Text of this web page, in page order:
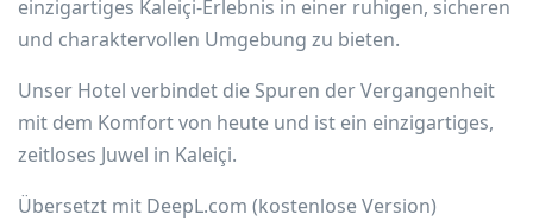
einzigartiges Kaleiçi-Erlebnis in einer ruhigen, sicheren
und charaktervollen Umgebung zu bieten.
Unser Hotel verbindet die Spuren der Vergangenheit
mit dem Komfort von heute und ist ein einzigartiges,
zeitloses Juwel in Kaleiçi.
Übersetzt mit DeepL.com (kostenlose Version)